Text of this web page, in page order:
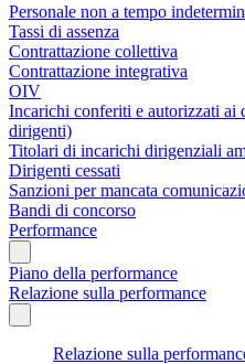
Personale non a tempo
Tassi di assenza
Contrattazione collettiva
Contrattazione integrativa
OIV
Incarichi conferiti e autorizzati ai
dirigenti)
Titolari di incarichi dirigenziali
Dirigenti cessati
Sanzioni per mancata
Bandi di concorso
Performance
Piano della performance
Relazione sulla performance
Relazione sulla